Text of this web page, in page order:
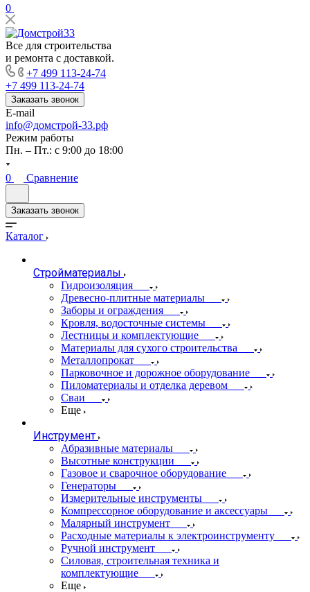
0
Все для строительства
и ремонта с доставкой.
+7 499 113-24-74
+7 499 113-24-74
Заказать звонок
E-mail
info@домстрой-33.рф
Режим работы
Пн. – Пт.: с 9:00 до 18:00
0 Сравнение
Заказать звонок
Каталог
Стройматериалы
Гидроизоляция
Древесно-плитные материалы
Заборы и ограждения
Кровля, водосточные системы
Лестницы и комплектующие
Материалы для сухого строительства
Металлопрокат
Парковочное и дорожное оборудование
Пиломатериалы и отделка деревом
Сваи
Еще
Инструмент
Абразивные материалы
Высотные конструкции
Газовое и сварочное оборудование
Генераторы
Измерительные инструменты
Компрессорное оборудование и аксессуары
Малярный инструмент
Расходные материалы к электроинструменту
Ручной инструмент
Силовая, строительная техника и
комплектующие
Еще